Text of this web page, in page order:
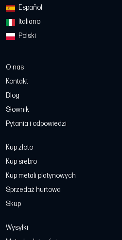
Español
Italiano
Polski
O nas
Kontakt
Blog
Słownik
Pytania i odpowiedzi
Kup złoto
Kup srebro
Kup metali platynowych
Sprzedaż hurtowa
Skup
Wysyłki